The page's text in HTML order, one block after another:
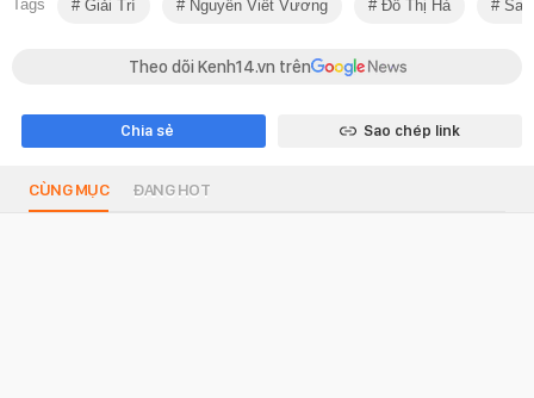
Tags Giải Trí Nguyễn Viết Vương Đỗ Thị Hà Sao
Theo dõi Kenh14.vn trên
Chia sẻ Sao chép link
CÙNG MỤC ĐANG HOT